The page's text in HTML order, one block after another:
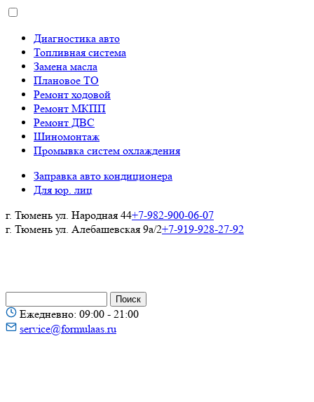
Диагностика авто
Топливная система
Замена масла
Плановое ТО
Ремонт ходовой
Ремонт МКПП
Ремонт ДВС
Шиномонтаж
Промывка систем охлаждения
Заправка авто кондиционера
Для юр. лиц
г. Тюмень ул. Народная 44+7-982-900-06-07
г. Тюмень ул. Алебашевская 9а/2+7-919-928-27-92
Ежедневно: 09:00 - 21:00
service@formulaas.ru